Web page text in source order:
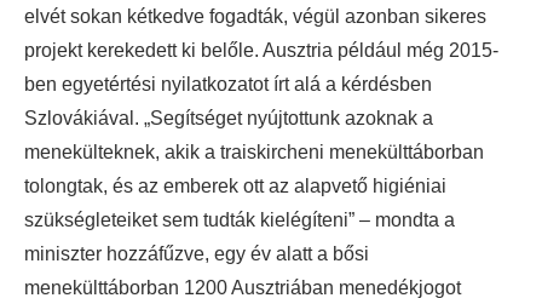
elvét sokan kétkedve fogadták, végül azonban sikeres
projekt kerekedett ki belőle. Ausztria például még 2015-
ben egyetértési nyilatkozatot írt alá a kérdésben
Szlovákiával. „Segítséget nyújtottunk azoknak a
menekülteknek, akik a traiskircheni menekülttáborban
tolongtak, és az emberek ott az alapvető higiéniai
szükségleteiket sem tudták kielégíteni” – mondta a
miniszter hozzáfűzve, egy év alatt a bősi
menekülttáborban 1200 Ausztriában menedékjogot